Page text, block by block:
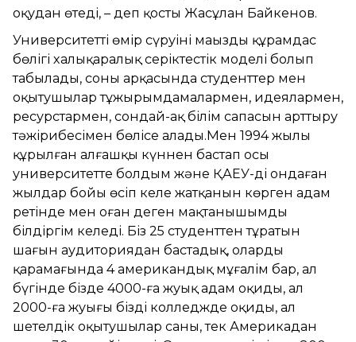
оқудан өтеді, – деп қосты Жасұлан Байкенов.
Университеттің өмір сүруінің маңызды құрамдас
бөлігі халықаралық серіктестік моделі болып
табылады, соның арқасында студенттер мен
оқытушылар тұжырымдамалармен, идеялармен,
ресурстармен, сондай-ақ білім сапасын арттыру
тәжірибесімен бөлісе алады.Мен 1994 жылы
құрылған алғашқы күннен бастап осы
университетте болдым және ҚАЕУ-дің ондаған
жылдар бойы өсіп келе жатқанын көрген адам
ретінде мен оған деген мақтанышымды
білдіргім келеді. Біз 25 студенттен тұратын
шағын аудиториядан бастадық, олардың
қарамағында 4 американдық мұғалім бар, ал
бүгінде бізде 4000-ға жуық адам оқиды, ал
2000-ға жуығы біздің колледжде оқиды, ал
шетелдік оқытушылар саны, тек Америкадан